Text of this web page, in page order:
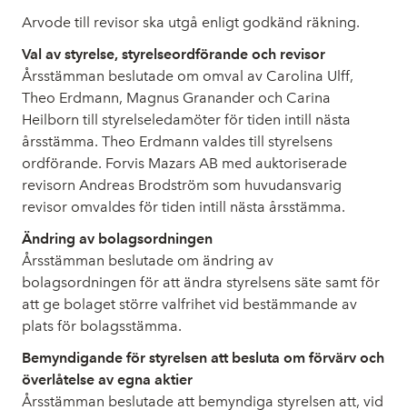
Arvode till revisor ska utgå enligt godkänd räkning.
Val av styrelse, styrelseordförande och revisor
Årsstämman beslutade om omval av Carolina Ulff,
Theo Erdmann, Magnus Granander och Carina
Heilborn till styrelseledamöter för tiden intill nästa
årsstämma. Theo Erdmann valdes till styrelsens
ordförande. Forvis Mazars AB med auktoriserade
revisorn Andreas Brodström som huvudansvarig
revisor omvaldes för tiden intill nästa årsstämma.
Ändring av bolagsordningen
Årsstämman beslutade om ändring av
bolagsordningen för att ändra styrelsens säte samt för
att ge bolaget större valfrihet vid bestämmande av
plats för bolagsstämma.
Bemyndigande för styrelsen att besluta om förvärv och
överlåtelse av egna aktier
Årsstämman beslutade att bemyndiga styrelsen att, vid